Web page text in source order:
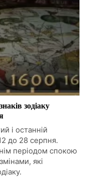
зодіаку
і останній
до 28 серпня.
періодом спокою
які